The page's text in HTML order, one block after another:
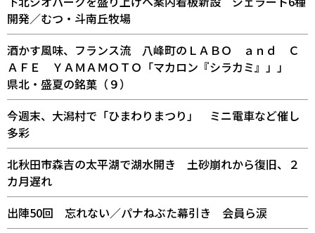
開発／むつ・斗南丘牧場
酒かす風味、フランス流 八峰町のＬＡＢＯ ａｎｄ Ｃ
ＡＦＥ ＹＡＭＡＭＯＴＯ「マカロン『シラカミ』」」
県北・盛夏の銘菓（９）
今週末、大潟村で「ひまわりまつり」 ミニ電車など催し
多彩
北秋田市森吉の太平湖で湖水開き 土砂崩れから復旧、２
カ月遅れ
出陣50回 忘れない／パナねぶた幕引き 会員ら涙